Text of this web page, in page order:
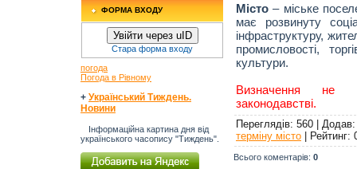
ФОРМА ВХОДУ
Увійти через uID
Стара форма входу
погода
Погода в Рівному
+ Український Тиждень.
Новини
Інформаційна картина дня від
українського часопису "Тиждень".
Місто – міське
має розвинуту
інфраструктуру,
промисловості,
культури.
Визначення не
законодавстві.
Переглядів: 560 | Додав
терміну місто | Рейтинг:
Всього коментарів: 0